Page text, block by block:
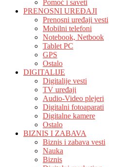
Pomoć i saveti
PRENOSNI UREĐAJI
Prenosni uređaji vesti
Mobilni telefoni
Notebook, Netbook
Tablet PC
GPS
Ostalo
DIGITALIJE
Digitalije vesti
TV uređaji
Audio-Video plejeri
Digitalni fotoaparati
Digitalne kamere
Ostalo
BIZNIS I ZABAVA
Biznis i zabava vesti
Nauka
Biznis